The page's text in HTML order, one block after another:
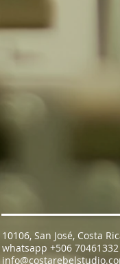
10106, San José, Costa
whatsapp +506 70461332